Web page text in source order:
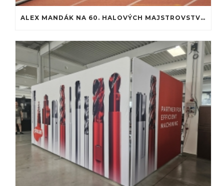
ALEX MANDÁK NA 60. HALOVÝCH MAJSTROVSTVÁCH SLOVENSKA: PREMIÉRA NA ATLETICKEJ DRÁHE